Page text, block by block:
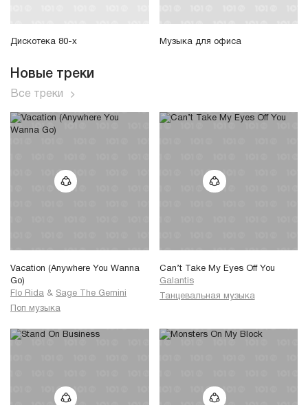
Дискотека 80-х Музыка для офиса
Новые треки
Все треки
Vacation (Anywhere You Wanna
Go)
Flo Rida & Sage The Gemini
Поп музыка
Can’t Take My Eyes Off You
Galantis
Танцевальная музыка